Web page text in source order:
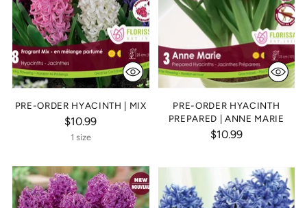
PRE-ORDER HYACINTH | MIX
$10.99
1 size
PRE-ORDER HYACINTH
PREPARED | ANNE MARIE
$10.99